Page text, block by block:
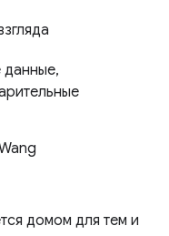
домом для тем и